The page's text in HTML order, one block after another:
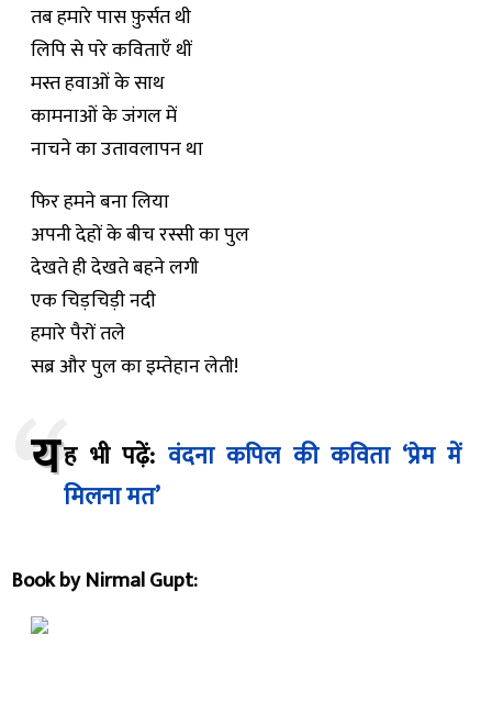
तब हमारे पास फ़ुर्सत थी
लिपि से परे कविताएँ थीं
मस्त हवाओं के साथ
कामनाओं के जंगल में
नाचने का उतावलापन था
फिर हमने बना लिया
अपनी देहों के बीच रस्सी का पुल
देखते ही देखते बहने लगी
एक चिड़चिड़ी नदी
हमारे पैरों तले
सब्र और पुल का इम्तेहान लेती!
यह भी पढ़ें: वंदना कपिल की कविता ‘प्रेम में
मिलना मत’
Book by Nirmal Gupt: